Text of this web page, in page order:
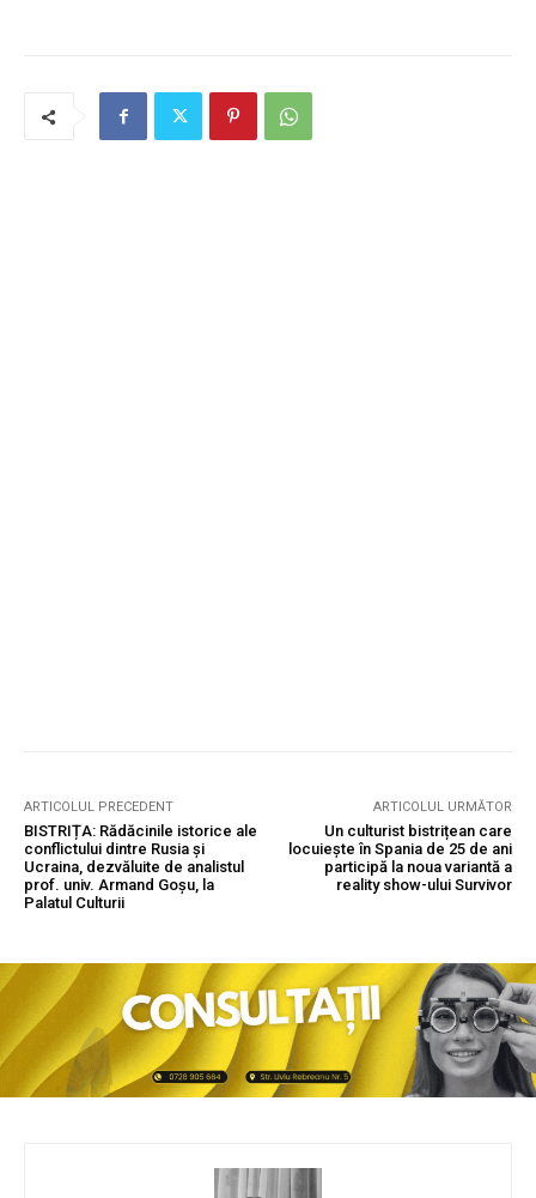
ARTICOLUL PRECEDENT
BISTRIȚA: Rădăcinile istorice ale
conflictului dintre Rusia și
Ucraina, dezvăluite de analistul
prof. univ. Armand Goșu, la
Palatul Culturii
ARTICOLUL URMĂTOR
Un culturist bistrițean care
locuiește în Spania de 25 de ani
participă la noua variantă a
reality show-ului Survivor